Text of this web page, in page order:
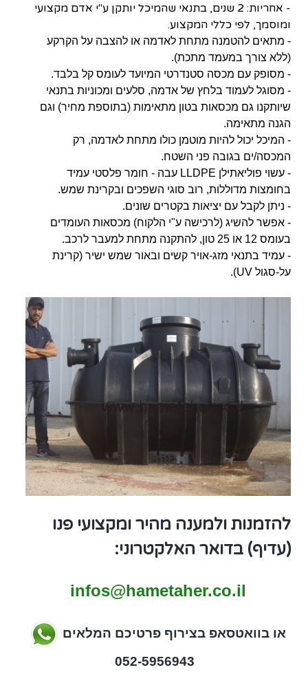
- אחריות: 2 שנים, בתנאי שהמיכל יותקן ע"י אדם מקצועי
ומוסמך, לפי כללי המקצוע.
- מתאים להטמנה מתחת לאדמה או להצבה על הקרקע
(ללא צורך במעמד מתכת).
- מסופק עם מכסה סטנדרטי המיועד לעומס קל בלבד.
- מסוגל לעמוד בלחץ של אדמה, סלעים ומכוניות בתנאי
שיותקנו גם מכסאות בטון מתאימות (בתוספת מחיר) וגם
הגנה מתאימה.
- המיכל יכול להיות מוטמן כולו מתחת לאדמה, רק
המכסה/ים בגובה פני השטח.
- עשוי פוליאתילן LLDPE עבה - חומר פלסטי עמיד
בחומצות מדוללות, רוב סוגי השפכים ובקרינת שמש.
- ניתן לקבל עם יציאות בקטרים שונים.
- אפשר להשיג (לרכישה ע"י הלקוח) מכסאות העומדים
בעומס 12 או 25 טון, להתקנה מתחת למעבר לרכב.
- עמיד בתנאי מזג-אויר קשים ובאור שמש ישיר (קרינת
על-סגול UV).
להזמנות ולמענה מהיר ומקצועי פנו
(עדיף) בדואר האלקטרוני:
infos@hametaher.co.il
או בוואטסאפ בצירוף פרטיכם המלאים